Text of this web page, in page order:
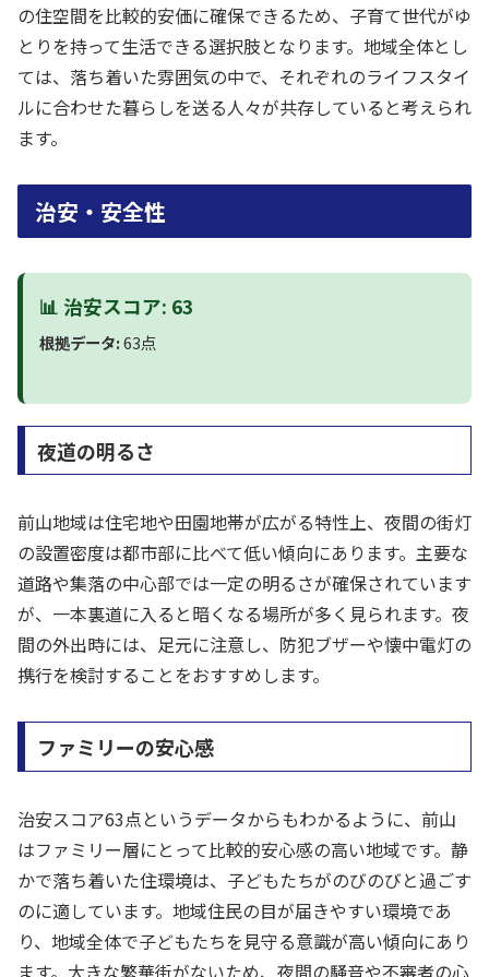
の住空間を比較的安価に確保できるため、子育て世代がゆ
とりを持って生活できる選択肢となります。地域全体とし
ては、落ち着いた雰囲気の中で、それぞれのライフスタイ
ルに合わせた暮らしを送る人々が共存していると考えられ
ます。
治安・安全性
📊 治安スコア: 63
根拠データ:63点
夜道の明るさ
前山地域は住宅地や田園地帯が広がる特性上、夜間の街灯
の設置密度は都市部に比べて低い傾向にあります。主要な
道路や集落の中心部では一定の明るさが確保されています
が、一本裏道に入ると暗くなる場所が多く見られます。夜
間の外出時には、足元に注意し、防犯ブザーや懐中電灯の
携行を検討することをおすすめします。
ファミリーの安心感
治安スコア63点というデータからもわかるように、前山
はファミリー層にとって比較的安心感の高い地域です。静
かで落ち着いた住環境は、子どもたちがのびのびと過ごす
のに適しています。地域住民の目が届きやすい環境であ
り、地域全体で子どもたちを見守る意識が高い傾向にあり
ます。大きな繁華街がないため、夜間の騒音や不審者の心